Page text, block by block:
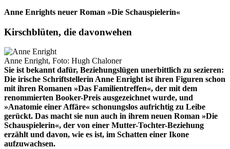
Anne Enrights neuer Roman »Die Schauspielerin«
Kirschblüten, die davonwehen
Anne Enright, Foto: Hugh Chaloner
Sie ist bekannt dafür, Beziehungslügen unerbittlich zu sezieren:
Die irische Schriftstellerin Anne Enright ist ihren Figuren schon
mit ihren Romanen »Das Familientreffen«, der mit dem
renommierten Booker-Preis ausgezeichnet wurde, und
»Anatomie einer Affäre« schonungslos aufrichtig zu Leibe
gerückt. Das macht sie nun auch in ihrem neuen Roman »Die
Schauspielerin«, der von einer Mutter-Tochter-Beziehung
erzählt und davon, wie es ist, im Schatten einer Ikone
aufzuwachsen.